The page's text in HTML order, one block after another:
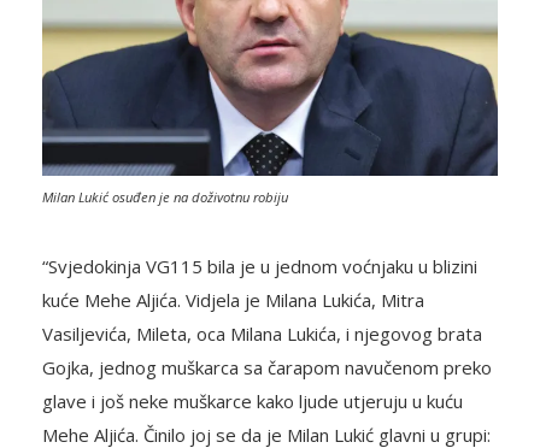
Milan Lukić osuđen je na doživotnu robiju
“Svjedokinja VG115 bila je u jednom voćnjaku u blizini
kuće Mehe Aljića. Vidjela je Milana Lukića, Mitra
Vasiljevića, Mileta, oca Milana Lukića, i njegovog brata
Gojka, jednog muškarca sa čarapom navučenom preko
glave i još neke muškarce kako ljude utjeruju u kuću
Mehe Aljića. Činilo joj se da je Milan Lukić glavni u grupi: